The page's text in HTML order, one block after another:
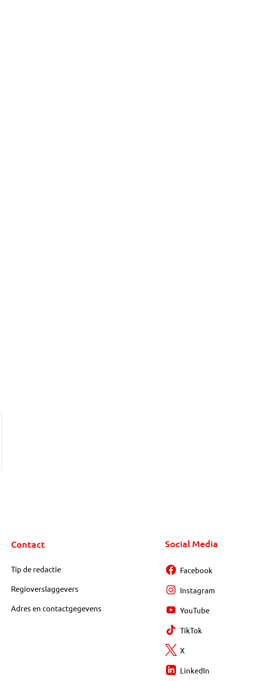
Contact
Tip de redactie
Regioverslaggevers
Adres en contactgegevens
Social Media
Facebook
Instagram
YouTube
TikTok
X
LinkedIn